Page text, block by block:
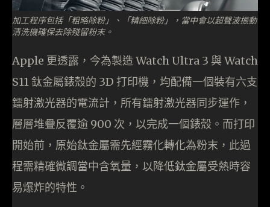
加工程序包括「粗略除粉」、「精細除粉」，當中會以超聲波振動
清洗機確保去除殘留粉末。
Apple 更透露，今為製造 Watch Ultra 3 與 Watch
S11 鈦金屬錶殼的 3D 打印機，均配備一個裝有六支
鐳射激光器的電流計，所有鐳射激光器同步運作，
層層堆疊反覆逾 900 次，以完成一個錶殼。而打印
開始前，原始鈦金屬需先經霧化轉化為粉末，此過
程需精確微調當中含氧量，以降低鈦金屬受熱時容
易爆炸的特性。